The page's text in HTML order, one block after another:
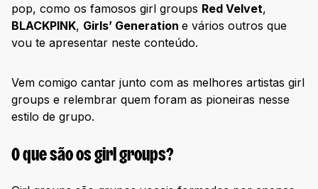
pop, como os famosos girl groups Red Velvet,
BLACKPINK, Girls’ Generation e vários outros que
vou te apresentar neste conteúdo.
Vem comigo cantar junto com as melhores artistas girl
groups e relembrar quem foram as pioneiras nesse
estilo de grupo.
O que são os girl groups?